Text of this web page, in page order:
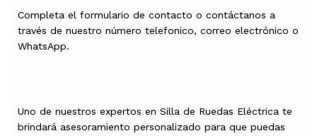
Completa el formulario de contacto o contáctanos a
través de nuestro número telefonico, correo electrónico o
WhatsApp.
Uno de nuestros expertos en Silla de Ruedas Eléctrica te
brindará asesoramiento personalizado para que puedas